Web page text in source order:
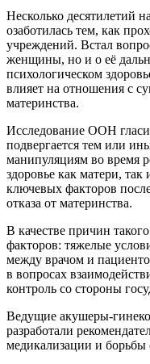
Несколько десятилетий
озаботилась тем, как
учреждений. Встал
женщины, но и о её
психологическом
влияет на отношения с
материнства.
Исследование ООН
подвергается тем или
манипуляциям во время
здоровье как матери,
ключевых факторов
отказа от материнства.
В качестве причин
факторов: тяжелые
между врачом и
в вопросах
контроль со стороны
Ведущие акушеры-
разработали
медикализации и борьбы